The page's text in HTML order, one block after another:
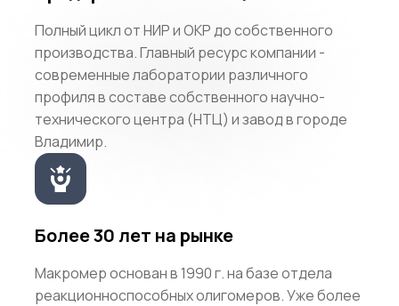
Полный цикл от НИР и ОКР до собственного
производства. Главный ресурс компании -
современные лаборатории различного
профиля в составе собственного научно-
технического центра (НТЦ) и завод в городе
Владимир.
Более 30 лет на рынке
Макромер основан в 1990 г. на базе отдела
реакционноспособных олигомеров. Уже более